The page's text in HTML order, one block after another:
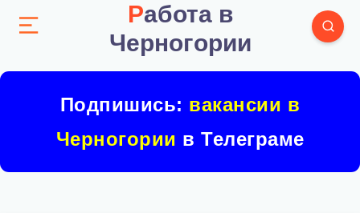
Работа в
Черногории
Подпишись: вакансии в
Черногории в Телеграме